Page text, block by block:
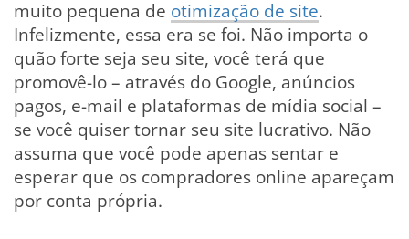
muito pequena de otimização de site.
Infelizmente, essa era se foi. Não importa o
quão forte seja seu site, você terá que
promovê-lo – através do Google, anúncios
pagos, e-mail e plataformas de mídia social –
se você quiser tornar seu site lucrativo. Não
assuma que você pode apenas sentar e
esperar que os compradores online apareçam
por conta própria.